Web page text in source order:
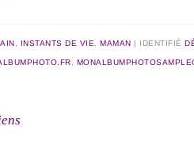
INSTANTS DE VIE ,MAMAN IDENTIFIÉ
articles